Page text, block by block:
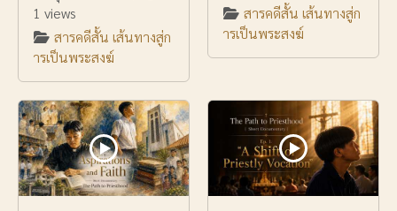
1 views
สารคดีสั้น เส้นทางสู่ก
ารเป็นพระสงฆ์
สารคดีสั้น เส้นทางสู่ก
ารเป็นพระสงฆ์